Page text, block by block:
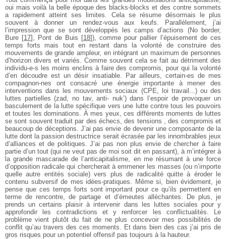
oui mais voilà la belle époque des blacks-blocks et des contre sommets
a rapidement atteint ses limites. Cela se résume désormais le plus
souvent à donner un rendez-vous aux keufs. Parallèlement, j’ai
l’impression que se sont développés les camps d’actions (Noborder,
Bure [17] , Pont de Buis [18]), comme pour pallier l’épuisement de ces
temps forts mais tout en restant dans la volonté de construire des
mouvements de grande ampleur, en intégrant un maximum de personnes
d’horizon divers et variés. Comme souvent cela se fait au détriment des
individu-e-s les moins enclins à faire des compromis, pour qui la volonté
d’en découdre est un désir insatiable. Par ailleurs, certain-es de mes
compagnon-nes ont consacré une énergie importante à mener des
interventions dans les mouvements sociaux (CPE, loi travail...) ou des
luttes partielles (zad, no tav, anti- nuk’) dans l’espoir de provoquer un
basculement de la lutte spécifique vers une luttecontre tous les pouvoirs
et toutes les dominations. À mes yeux, ces différents moments de luttes
se sont souvent traduit par des échecs, des tensions , des compromis et
beaucoup de déceptions. J’ai pas envie de devenir une composante de la
lutte dont la passion destructrice serait écrasée par les innombrables jeux
d’alliances et depolitiques. J’ai pas non plus envie de chercher à faire
partie d’un tout (qui ne veut pas de moi soit dit en passant), à m’intégrer à
la grande mascarade de l’anticapitalisme, enme résumant à une force
d’opposition radicale qui chercherait à emmener les masses (ou n’importe
quelle autre entités sociale) vers plus de radicalité quitte à éroder le
contenu subversif de mes idées-pratiques. Même si, bien évidement, je
pense que ces temps forts sont important pour ce qu’ils permettent en
terme de rencontre, de partage et d’émeutes alléchantes. De plus, je
prends un certains plaisir à intervenir dans les luttes sociales pour y
approfondir les contradictions et y renforcer les conflictualités.
Le
problème vient plutôt du fait de ne plus concevoir mes possibilités de
conflit qu’autravers des ces moments. Et dans bien des cas j’ai pris de
gros risques pour un potentiel offensif pas toujours à la hauteur.